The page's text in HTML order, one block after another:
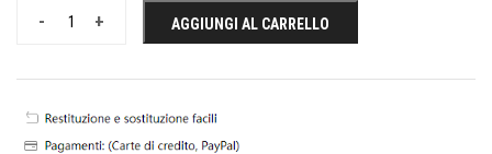
+
- AGGIUNGI AL CARRELLO